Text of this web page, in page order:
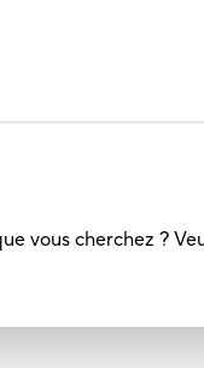
vous cherchez ?